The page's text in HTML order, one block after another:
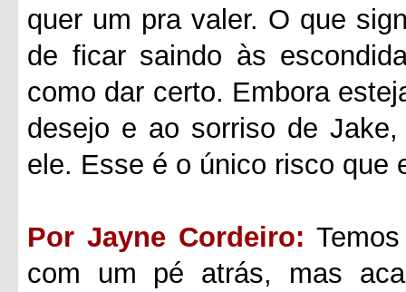
quer um pra valer. O que
de ficar saindo às
como dar certo. Embora
desejo e ao sorriso de
ele. Esse é o único risco que
Por Jayne Cordeiro:
com um pé atrás, mas